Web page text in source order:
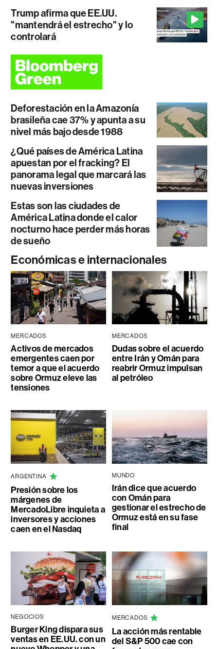
Trump afirma que EE.UU.
"mantendrá el estrecho" y lo
controlará
Deforestación en la Amazonía
brasileña cae 37% y apunta a su
nivel más bajo desde 1988
¿Qué países de América Latina
apuestan por el fracking? El
panorama legal que marcará las
nuevas inversiones
Estas son las ciudades de
América Latina donde el calor
nocturno hace perder más horas
de sueño
Económicas e internacionales
MERCADOS
Activos de mercados
emergentes caen por
temor a que el acuerdo
sobre Ormuz eleve las
tensiones
MERCADOS
Dudas sobre el acuerdo
entre Irán y Omán para
reabrir Ormuz impulsan
al petróleo
ARGENTINA
Presión sobre los
márgenes de
MercadoLibre inquieta a
inversores y acciones
caen en el Nasdaq
MUNDO
Irán dice que acuerdo
con Omán para
gestionar el estrecho de
Ormuz está en su fase
final
NEGOCIOS
Burger King dispara sus
ventas en EE.UU. con un
MERCADOS
La acción más rentable
del S&P 500 cae con